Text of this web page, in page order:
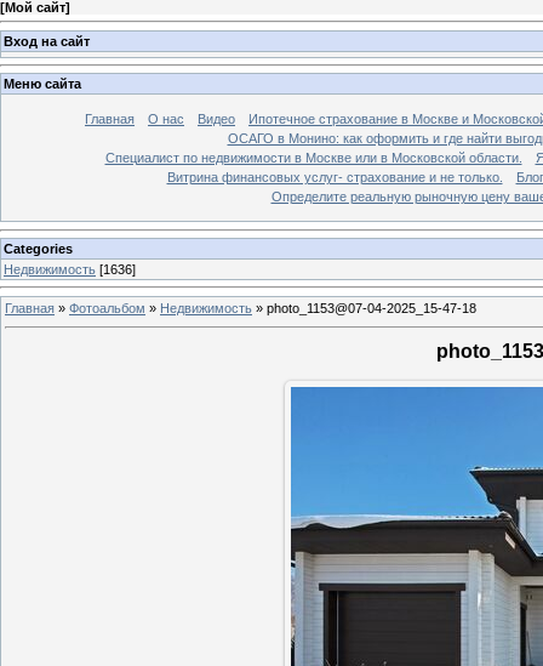
[Мой сайт]
Вход на сайт
Меню сайта
Главная О нас Видео
Ипотечное страхование в Москве и
ОСАГО в Монино: как оформить и где найти
Специалист по недвижимости в Москве или в Московской области.
Витрина финансовых услуг- страхование и не только.
Блог
Определите реальную рыночную цену
Categories
Недвижимость [1636]
Главная » Фотоальбом » Недвижимость » photo_1153@07-04-2025_15-47-18